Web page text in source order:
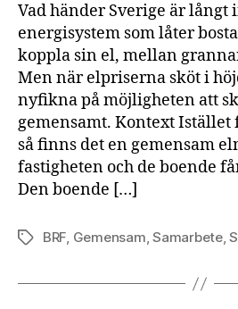
Vad händer Sverige är långt
energisystem som låter
koppla sin el, mellan
Men när elpriserna sköt i
nyfikna på möjligheten att
gemensamt. Kontext
så finns det en gemensam
fastigheten och de boende
Den boende […]
Etiketter
BRF, Gemensam,Samarbete,